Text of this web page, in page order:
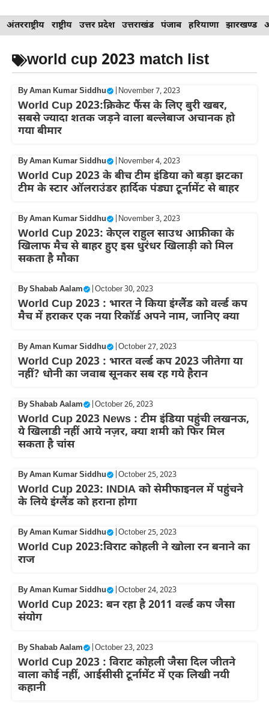
Skip
to
content
अंतरराष्ट्रीय राष्ट्रीय उत्तर प्रदेश उत्तराखंड पंजाब हरियाणा झारखण्ड
world cup 2023 match list
ByAman Kumar Siddhu November 7, 2023
World Cup 2023:क्रिकेट फैंस के लिए बुरी खबर,
सबसे ज्यादा शतक जड़ने वाला बल्लेबाज अचानक हो
गया बीमार
ByAman Kumar Siddhu November 4, 2023
World Cup 2023 के बीच टीम इंडिया को बड़ा झटका
टीम के स्टार ऑलराउंडर हार्दिक पंड्या टूर्नामेंट से बाहर
ByAman Kumar Siddhu November 3, 2023
World Cup 2023: केएल राहुल साउथ आफ्रीका के
खिलाफ मैच से बाहर हुए इस धुरंधर खिलाड़ी को मिल
सकता है मौका
ByShabab Aalam October 30, 2023
World Cup 2023 : भारत ने किया इंग्लैंड को वर्ल्ड कप
मैच में हराकर एक नया रिकॉर्ड अपने नाम, जानिए क्या
ByAman Kumar Siddhu October 27, 2023
World Cup 2023 : भारत वर्ल्ड कप 2023 जीतेगा या
नहीं? धोनी का जवाब सूनकर सब रह गये हैरान
ByShabab Aalam October 26, 2023
World Cup 2023 News : टीम इंडिया पहुंची लखनऊ,
ये खिलाडी नहीं आये नज़र, क्या शमी को फिर मिल
सकता है चांस
ByAman Kumar Siddhu October 25, 2023
World Cup 2023: INDIA को सेमीफाइनल में पहुंचने
के लिये इंग्लैंड को हराना होगा
ByAman Kumar Siddhu October 25, 2023
World Cup 2023:विराट कोहली ने खोला रन बनाने का
राज
ByAman Kumar Siddhu October 24, 2023
World Cup 2023: बन रहा है 2011 वर्ल्ड कप जैसा
संयोग
ByShabab Aalam October 23, 2023
World Cup 2023 : विराट कोहली जैसा दिल जीतने
वाला कोई नहीं, आईसीसी टूर्नामेंट में एक लिखी नयी
कहानी